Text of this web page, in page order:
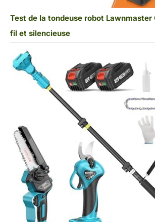
Test de la tondeuse robot Lawnmaster
fil et silencieuse